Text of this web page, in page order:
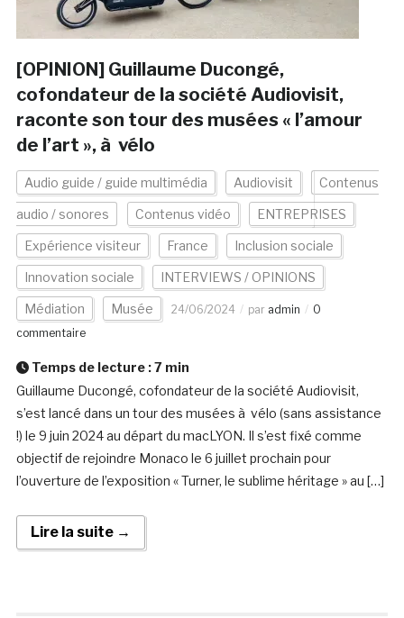
[OPINION] Guillaume Ducongé,
cofondateur de la société Audiovisit,
raconte son tour des musées « l’amour
de l’art », à vélo
Audio guide / guide multimédia Audiovisit Contenus
audio / sonores Contenus vidéo ENTREPRISES
Expérience visiteur France Inclusion sociale
Innovation sociale INTERVIEWS / OPINIONS
Médiation Musée 24/06/2024 par admin
0
commentaire
Temps de lecture :7 min
Guillaume Ducongé, cofondateur de la société Audiovisit,
s’est lancé dans un tour des musées à vélo (sans assistance
!) le 9 juin 2024 au départ du macLYON. Il s’est fixé comme
objectif de rejoindre Monaco le 6 juillet prochain pour
l’ouverture de l’exposition « Turner, le sublime héritage » au […]
Lire la suite →